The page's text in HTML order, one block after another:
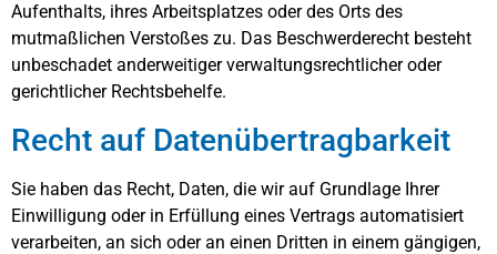
Aufenthalts, ihres Arbeitsplatzes oder des Orts des
mutmaßlichen Verstoßes zu. Das Beschwerderecht besteht
unbeschadet anderweitiger verwaltungsrechtlicher oder
gerichtlicher Rechtsbehelfe.
Recht auf Daten­übertrag­barkeit
Sie haben das Recht, Daten, die wir auf Grundlage Ihrer
Einwilligung oder in Erfüllung eines Vertrags automatisiert
verarbeiten, an sich oder an einen Dritten in einem gängigen,